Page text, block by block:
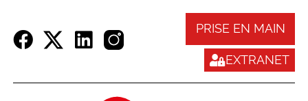
PRISE EN MAIN
EXTRANET